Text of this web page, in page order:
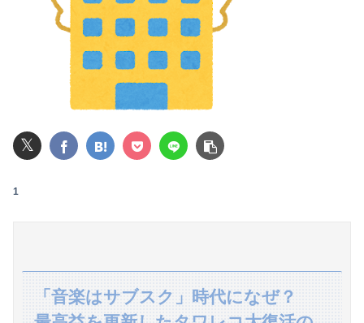
【画像】マジで復活して欲しいAV女優ｗｗｗｗｗｗｗ
レインボー池田、アナウンサーと結婚ｗｗｗｗｗ
大学のボッチ女に話かけたらこうなるwww
𝕏
1
「音楽はサブスク」時代になぜ？